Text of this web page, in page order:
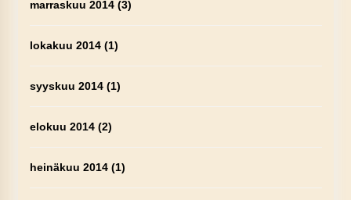
marraskuu 2014(3)
lokakuu 2014(1)
syyskuu 2014(1)
elokuu 2014(2)
heinäkuu 2014(1)